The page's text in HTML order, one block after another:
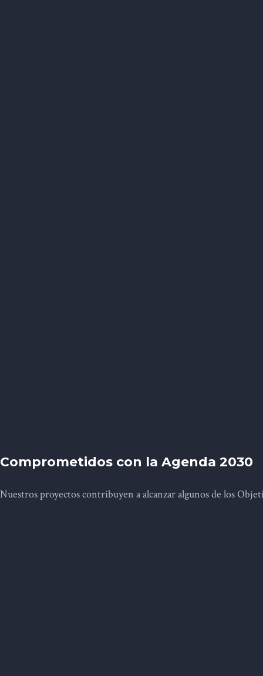
Comprometidos con la Agenda 2030
Nuestros proyectos contribuyen a alcanzar algunos de los